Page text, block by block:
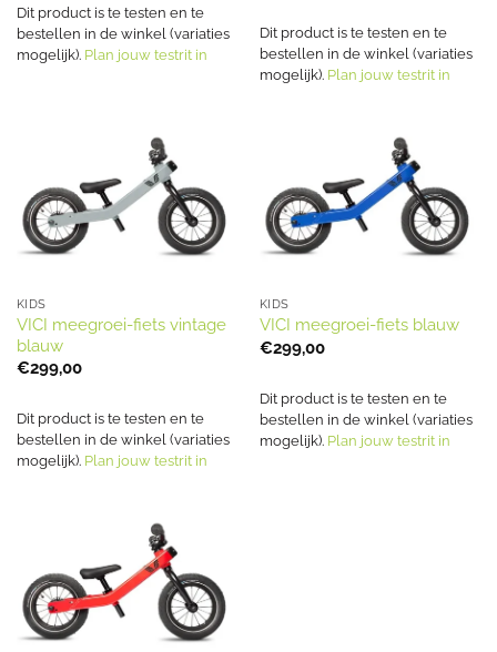
Dit product is te testen en te
bestellen in de winkel (variaties
mogelijk). Plan jouw testrit in
Dit product is te testen en te
bestellen in de winkel (variaties
mogelijk). Plan jouw testrit in
KIDS
VICI meegroei-fiets vintage
blauw
€299,00
Dit product is te testen en te
bestellen in de winkel (variaties
mogelijk). Plan jouw testrit in
KIDS
VICI meegroei-fiets blauw
€299,00
Dit product is te testen en te
bestellen in de winkel (variaties
mogelijk). Plan jouw testrit in